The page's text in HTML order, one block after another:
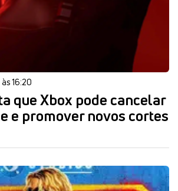
16:20
que Xbox pode cancelar
e promover novos cortes